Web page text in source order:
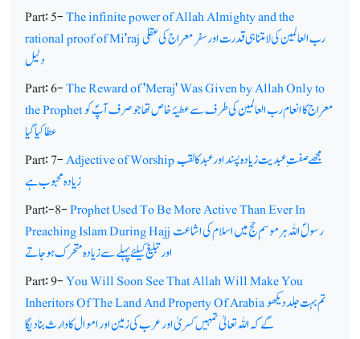
Part: 5-The infinite power of Allah Almighty and the
rational proof of Mi'rajرب العالمین کی لامتناہی قدرت اور سفر معراج کی عقلی
دلیل
Part: 6-The Reward of 'Meraj' Was Given by Allah Only to
the Prophetمعراج کا انعام رب العالمین کی طرف سے عطیۂ خاص تھا جو صرف آپؐ کو
عطا کیا گیا
Part: 7-Adjective of Worshipمجھے صفت ِ عبدیت زیادہ پسند اور عبد کا لقب
زیادہ محبوب ہے
Part:-8-Prophet Used To Be More Active Than Ever In
Preaching Islam During Hajjرسولؐ اللہ ہر موسمِ حج میں اسلام کی اشاعت
اور تبلیغ کیلئے پہلے سے زیادہ متحرک ہوجاتے
Part: 9-You Will Soon See That Allah Will Make You
Inheritors Of The Land And Property Of Arabiaتم بہت جلد دیکھو
گے کہ اللہ تعالیٰ تمہیں کسریٰ اور عرب کی زمین اور اموال کا وارث بنا دیگا